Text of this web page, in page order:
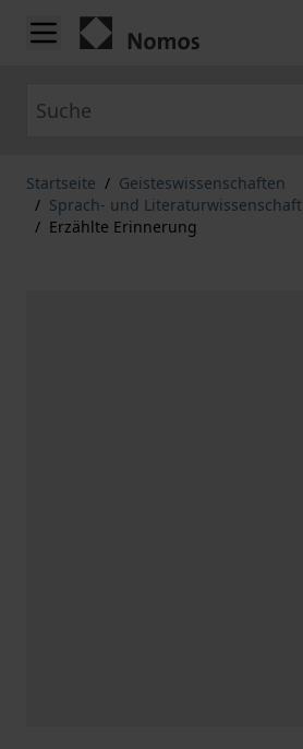
Zum Inhalt springen
Startseite / Geisteswissenschaften
/ Sprach- und Literaturwissenschaft
/ Erzählte Erinnerung